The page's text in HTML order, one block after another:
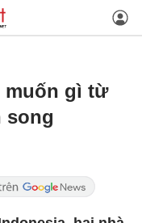
muốn gì từ
song